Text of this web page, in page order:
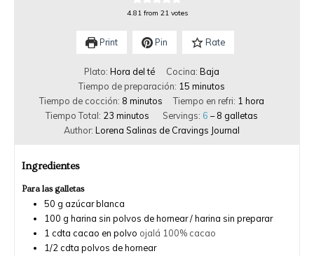
4.81from 21votes
Print Pin Rate
Plato:Hora del té Cocina: Baja
Tiempo de preparación: 15 minutos
Tiempo de cocción: 8 minutos Tiempo en refri: 1 hora
Tiempo Total: 23 minutos Servings: 6 – 8 galletas
Author: Lorena Salinas de Cravings Journal
Ingredientes
Para las galletas
50 g azúcar blanca
100 g harina sin polvos de hornear / harina sin preparar
1 cdta cacao en polvo ojalá 100% cacao
1/2 cdta polvos de hornear